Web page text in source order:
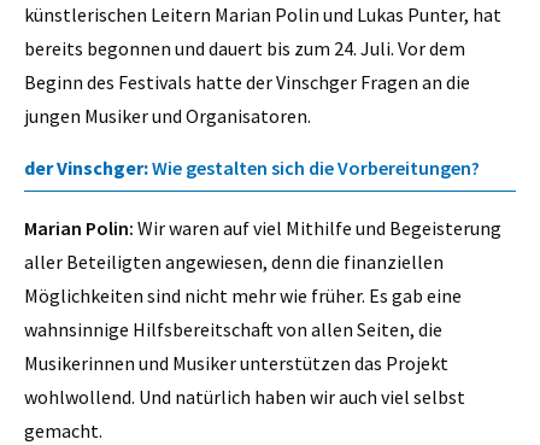
künstlerischen Leitern Marian Polin und Lukas Punter, hat
bereits begonnen und dauert bis zum 24. Juli. Vor dem
Beginn des Festivals hatte der Vinschger Fragen an die
jungen Musiker und Organisatoren.
der Vinschger:Wie gestalten sich die Vorbereitungen?
Marian Polin: Wir waren auf viel Mithilfe und Begeisterung
aller Beteiligten angewiesen, denn die finanziellen
Möglichkeiten sind nicht mehr wie früher. Es gab eine
wahnsinnige Hilfsbereitschaft von allen Seiten, die
Musikerinnen und Musiker unterstützen das Projekt
wohlwollend. Und natürlich haben wir auch viel selbst
gemacht.